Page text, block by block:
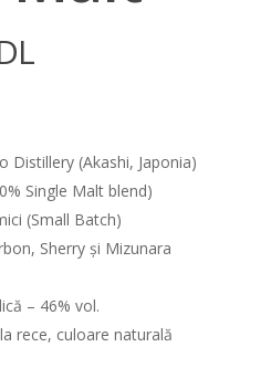
Distillery (Akashi, Japonia)
Single Malt blend)
(Small Batch)
Sherry și Mizunara
– 46% vol.
rece, culoare naturală